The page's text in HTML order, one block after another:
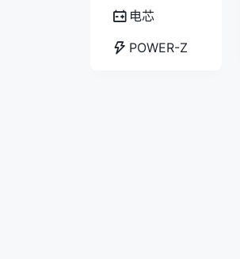
电芯
POWER-Z